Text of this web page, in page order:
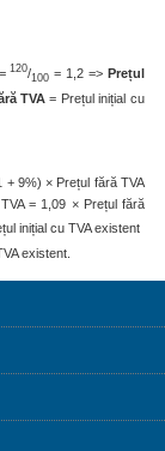
120/100 = 1,2 => Prețul
TVA = Prețul inițial cu
+ 9%) × Prețul fără TVA
= 1,09 × Prețul fără
inițial cu TVA existent
existent.